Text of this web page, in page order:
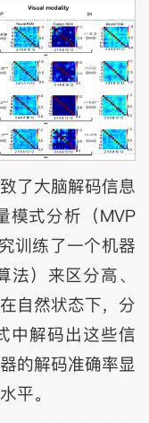
了大脑解码信息
模式分析（MVP
训练了一个机器
）来区分高、
自然状态下，分
中解码出这些信
的解码准确率显
平。